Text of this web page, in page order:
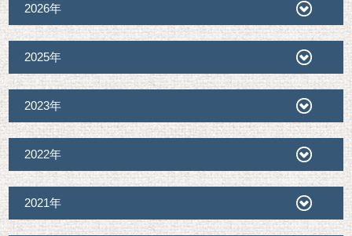
2026年
2025年
2023年
2022年
2021年